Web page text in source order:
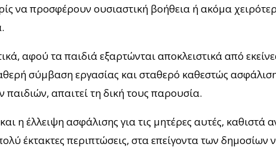
να προσφέρουν ουσιαστική βοήθεια ή ακόμα
αφού τα παιδιά εξαρτώνται αποκλειστικά από
σύμβαση εργασίας και σταθερό καθεστώς
απαιτεί τη δική τους παρουσία.
η έλλειψη ασφάλισης για τις μητέρες αυτές, καθιστά
έκτακτες περιπτώσεις, στα επείγοντα των